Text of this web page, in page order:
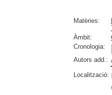
Matèries:
Àmbit:
Cronologia:
Autors add.:
Localització: